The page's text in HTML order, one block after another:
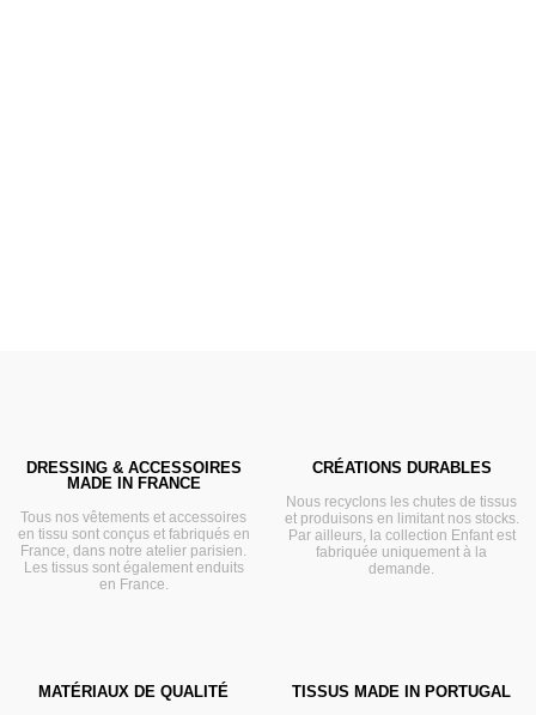
DRESSING & ACCESSOIRES
MADE IN FRANCE
Tous nos vêtements et accessoires
en tissu sont conçus et fabriqués en
France, dans notre atelier parisien.
Les tissus sont également enduits
en France.
CRÉATIONS DURABLES
Nous recyclons les chutes de tissus
et produisons en limitant nos stocks.
Par ailleurs, la collection Enfant est
fabriquée uniquement à la
demande.
MATÉRIAUX DE QUALITÉ TISSUS MADE IN PORTUGAL